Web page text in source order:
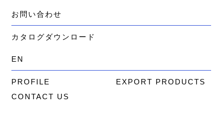
お問い合わせ
カタログダウンロード
EN
PROFILE
EXPORT PRODUCTS
CONTACT US